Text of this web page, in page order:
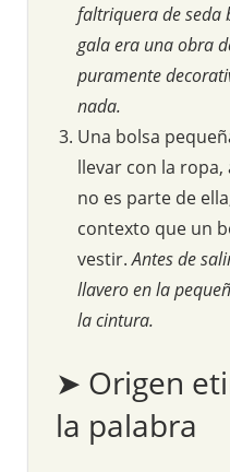
faltriquera de seda
gala era una obra
puramente
nada.
Una bolsa
llevar con la
no es parte de
contexto que un
vestir.Antes de
llavero en la
la cintura.
➤ Origen
la palabra